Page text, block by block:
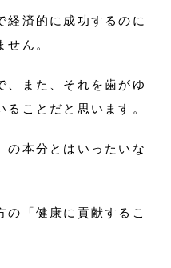
経済的に成功するのに
ん。
、また、それを歯がゆ
ことだと思います。
の本分とはいったいな
の「健康に貢献するこ